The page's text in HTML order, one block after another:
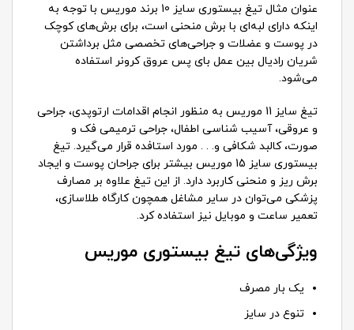
عنوان مثال تیغ بیستوری سایز 10 برند موریس با توجه به
اینکه دارای لبه‌ای با برش منحنی است، برای برش‌های کوچک
در پوست و عضلات و جراحی‌های تخصصی مثل برداشتن
شریان رادیال بین عمل بای پس عروق کرونر استفاده
می‌شود.
تیغ سایز 11 موریس به منظور انجام اقدامات ارتوپدی، جراحی
و عروقی، آسیب شناسی اطفال، جراحی ترمیمی فک و
صورت، کالبد شکافی و. . . مورد استافده قرار می‌گیرد. تیغ
بیستوری سایز 15 موریس بیشتر برای جراحان پوست و ایجاد
برش ریز و منحنی کاربرد دارد. از این تیغ علاوه بر مصارف
پزشکی می‌توان در سایر مشاغل همچون کارگاه طلاسازی،
تعمیر ساعت و موبایل نیز استفاده کرد.
ویژگی‌های تیغ بیستوری موریس
یک بار مصرف
تنوع در سایز